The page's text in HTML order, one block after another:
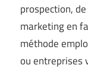
prospection,
marketing en
méthode
ou entreprises